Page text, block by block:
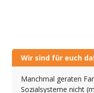
Wir sind für euch
Manchmal geraten
Sozialsysteme nicht